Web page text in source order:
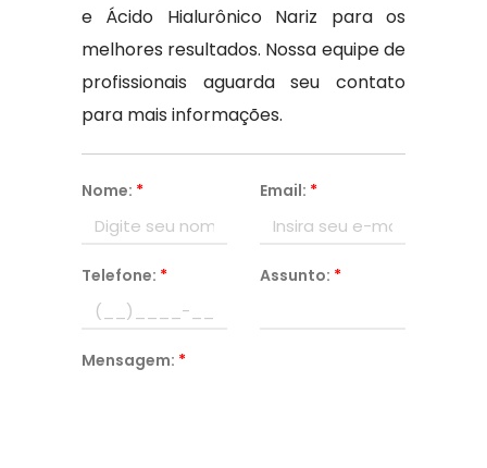
e Ácido Hialurônico Nariz para os
melhores resultados. Nossa equipe de
profissionais aguarda seu contato
para mais informações.
Nome: * Email: *
Telefone: * Assunto: *
Mensagem: *